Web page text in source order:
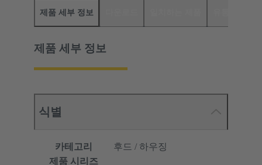
제품 세부 정보
제품 세부 정보
식별
카테고리
후드 / 하우징
제품 시리즈